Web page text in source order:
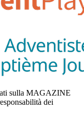
sulla MAGAZINE
dei